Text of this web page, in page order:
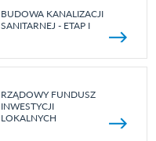
BUDOWA KANALIZACJI
SANITARNEJ - ETAP I
RZĄDOWY FUNDUSZ
INWESTYCJI
LOKALNYCH